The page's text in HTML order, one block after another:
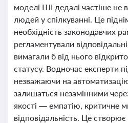
моделі ШІ дедалі частіше не
людей у спілкуванні. Це
необхідність законодавчих
регламентували
вимагали б від нього
статусу. Водночас експерти
незважаючи на
залишаться незамінними
якості — емпатію, критичне
відповідальність. Це